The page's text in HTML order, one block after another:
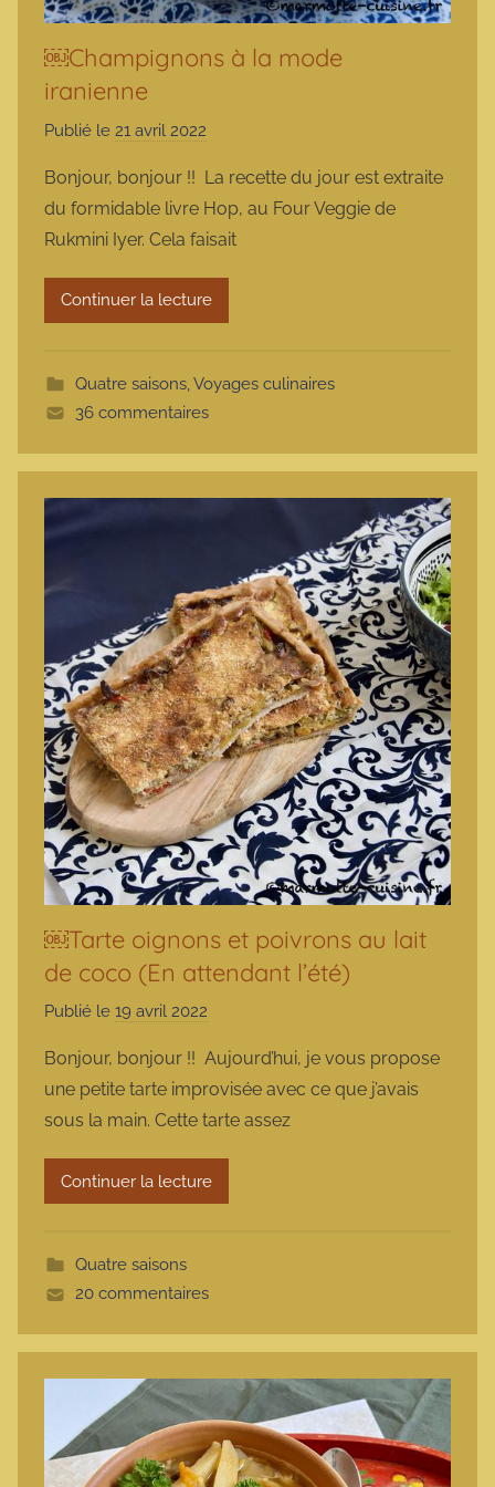
￼Champignons à la mode
iranienne
Publié le 21 avril 2022
r
m
a
r
m
t
e
Bonjour, bonjour !! La recette du jour est extraite
du formidable livre Hop, au Four Veggie de
Rukmini Iyer. Cela faisait
Continuer la lecture
Quatre saisons, Voyages culinaires
36 commentaires
￼Tarte oignons et poivrons au lait
de coco (En attendant l’été)
Publié le 19 avril 2022
m
a
r
m
e
Bonjour, bonjour !! Aujourd’hui, je vous propose
une petite tarte improvisée avec ce que j’avais
sous la main. Cette tarte assez
Continuer la lecture
Quatre saisons
20 commentaires